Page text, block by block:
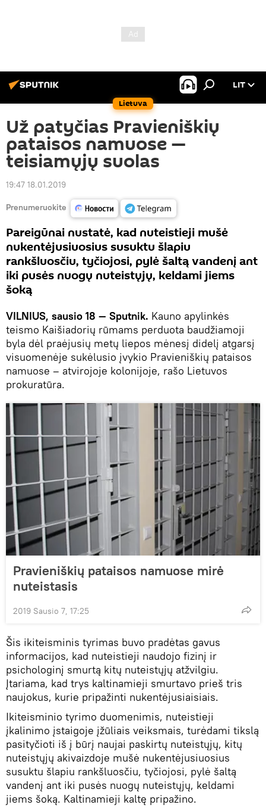
Lietuva
LIT
Už patyčias Pravieniškių
pataisos namuose —
teisiamųjų suolas
19:47 18.01.2019
Prenumeruokite
Pareigūnai nustatė, kad nuteistieji mušė
nukentėjusiuosius susuktu šlapiu
rankšluosčiu, tyčiojosi, pylė šaltą vandenį ant
iki pusės nuogų nuteistųjų, keldami jiems
šoką
VILNIUS, sausio 18 — Sputnik. Kauno apylinkės
teismo Kaišiadorių rūmams perduota baudžiamoji
byla dėl praėjusių metų liepos mėnesį didelį atgarsį
visuomenėje sukėlusio įvykio Pravieniškių pataisos
namuose – atvirojoje kolonijoje, rašo Lietuvos
prokuratūra.
Pravieniškių pataisos namuose mirė
nuteistasis
2019 Sausio 7, 17:25
Šis ikiteisminis tyrimas buvo pradėtas gavus
informacijos, kad nuteistieji naudojo fizinį ir
psichologinį smurtą kitų nuteistųjų atžvilgiu.
Įtariama, kad trys kaltinamieji smurtavo prieš tris
naujokus, kurie pripažinti nukentėjusiaisiais.
Ikiteisminio tyrimo duomenimis, nuteistieji
įkalinimo įstaigoje įžūliais veiksmais, turėdami tikslą
pasityčioti iš į būrį naujai paskirtų nuteistųjų, kitų
nuteistųjų akivaizdoje mušė nukentėjusiuosius
susuktu šlapiu rankšluosčiu, tyčiojosi, pylė šaltą
vandenį ant iki pusės nuogų nuteistųjų, keldami
jiems šoką. Kaltinamieji kaltę pripažino.